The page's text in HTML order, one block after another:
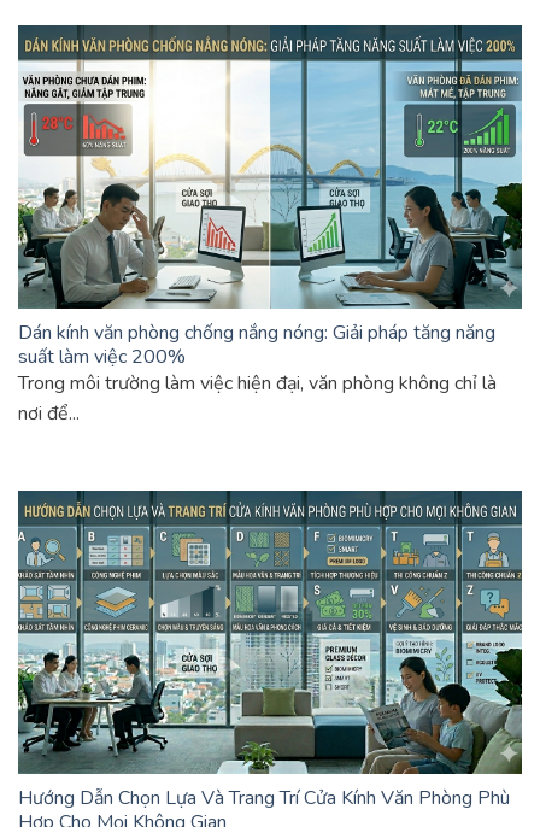
Dán kính văn phòng chống nắng nóng: Giải pháp tăng năng
suất làm việc 200%
Trong môi trường làm việc hiện đại, văn phòng không chỉ là
nơi để...
Hướng Dẫn Chọn Lựa Và Trang Trí Cửa Kính Văn Phòng Phù